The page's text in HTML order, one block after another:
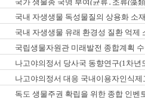
국가 생물종 국명 부여(균류․조류(藻
국내 자생생물 독성물질의 상용화 소
국내 자생생물 유래 환경성 질환 억제
국립생물자원관 미래발전 종합계획
나고야의정서 당사국 동향연구(1차년
나고야의정서 대응 국내이용자인식
독도 생물주권 확립을 위한 종합 인벤